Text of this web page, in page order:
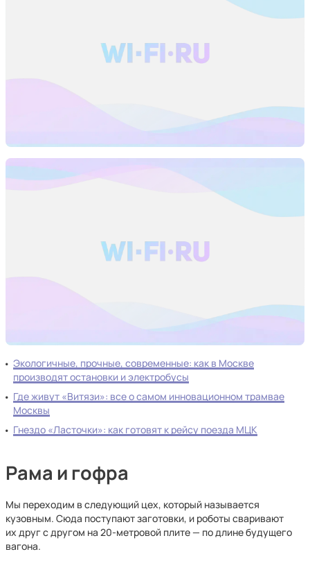
Экологичные, прочные, современные: как в Москве
производят остановки и электробусы
Где живут «Витязи»: все о самом инновационном трамвае
Москвы
Гнездо «Ласточки»: как готовят к рейсу поезда МЦК
Рама и гофра
Мы переходим в следующий цех, который называется
кузовным. Сюда поступают заготовки, и роботы сваривают
их друг с другом на 20-метровой плите — по длине будущего
вагона.